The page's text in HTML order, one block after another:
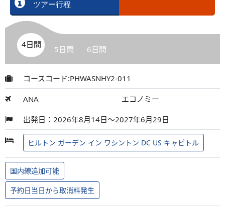
ツアー行程
4日間 5日間 6日間
コースコード:PHWASNHY2-011
ANA エコノミー
出発日：2026年8月14日～2027年6月29日
ヒルトン ガーデン イン ワシントン DC US キャピトル
国内線追加可能
予約日当日から取消料発生